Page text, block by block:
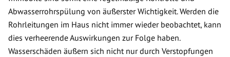
Abwasserrohrspülung von äußerster Wichtigkeit. Werden die
Rohrleitungen im Haus nicht immer wieder beobachtet, kann
dies verheerende Auswirkungen zur Folge haben.
Wasserschäden äußern sich nicht nur durch Verstopfungen